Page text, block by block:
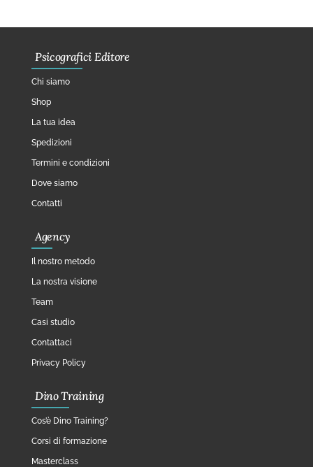
Psicografici Editore
Chi siamo
Shop
La tua idea
Spedizioni
Termini e condizioni
Dove siamo
Contatti
Agency
Il nostro metodo
La nostra visione
Team
Casi studio
Contattaci
Privacy Policy
Dino Training
Cos’è Dino Training?
Corsi di formazione
Masterclass